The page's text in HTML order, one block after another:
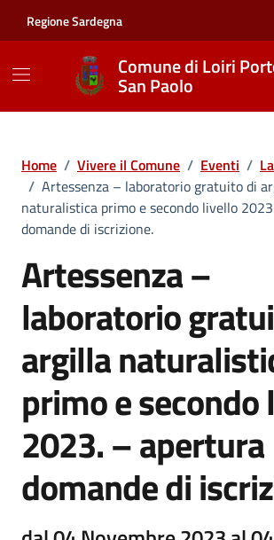
Regione Sardegna
Comune di Loiri
San Paolo
Home / Vivere il Comune / Eventi /
/ Artessenza – laboratorio gratuito di
naturalistica primo e secondo livello
domande di iscrizione.
Artessenza –
laboratorio
argilla
primo e
2023. – apertura
domande di